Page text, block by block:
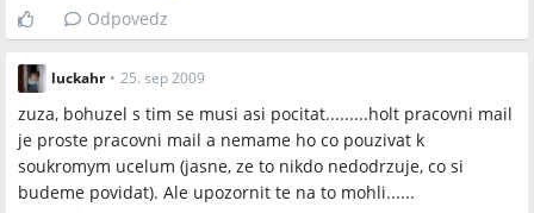
Q:Môže zamestnávateľ čítať firemné e‑maily zamestnanca bez
A:Podľa diskusie existujú dve línie: niektorí účastníci tvrdia, že
áno, ak ide o firemný mail, iní právne argumentujú, že listové
tajomstvo chráni komunikáciu a zamestnávateľ nemá právo
čítať e‑maily bez vedomia, pokiaľ zamestnanec nepodpísal
súhlas v pracovnej zmluve alebo interných predpisoch.
Odpovedz
luckahr • 25. sep 2009
zuza, bohuzel s tim se musi asi pocitat.........holt pracovni mail
je proste pracovni mail a nemame ho co pouzivat k
soukromym ucelum (jasne, ze to nikdo nedodrzuje, co si
budeme povidat). Ale upozornit te na to mohli......